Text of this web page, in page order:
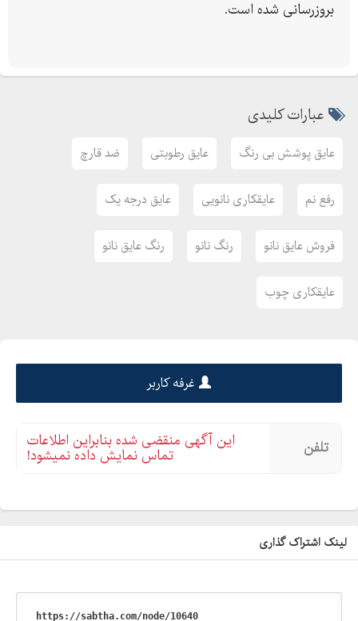
بروزرسانی شده است.
عبارات کلیدی
عایق پوشش بی رنگ عایق رطوبتی ضد قارچ
رفع نم عایقکاری نانویی عایق درجه یک
فروش عایق نانو رنگ نانو رنگ عایق نانو
عایقکاری چوب
غرفه کاربر
تلفن این آگهی منقضی شده بنابراین اطلاعات
تماس نمایش داده نمیشود!
لینک اشتراک گذاری